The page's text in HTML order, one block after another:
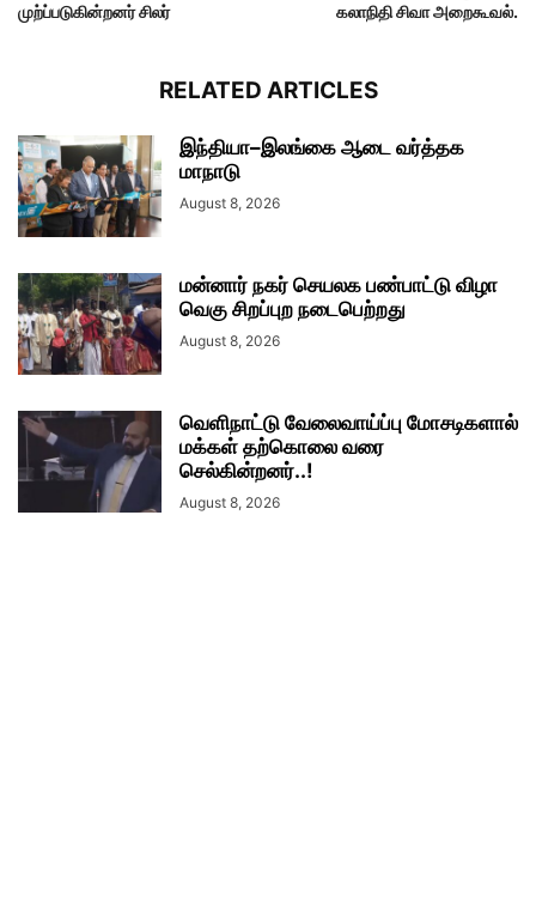
முற்ப்படுகின்றனர் சிலர்
கலாநிதி சிவா அறைகூவல்.
RELATED ARTICLES
இந்தியா–இலங்கை ஆடை வர்த்தக
மாநாடு
August 8, 2026
மன்னார் நகர் செயலக பண்பாட்டு விழா
வெகு சிறப்புற நடைபெற்றது
August 8, 2026
வெளிநாட்டு வேலைவாய்ப்பு மோசடிகளால்
மக்கள் தற்கொலை வரை
செல்கின்றனர்..!
August 8, 2026